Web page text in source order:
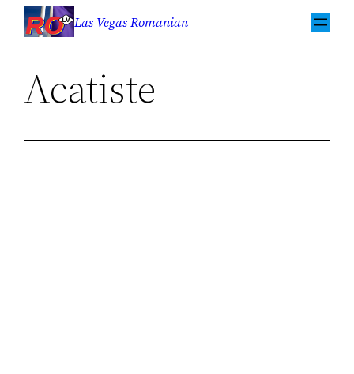
Sari
Las Vegas Romanian
Acatiste